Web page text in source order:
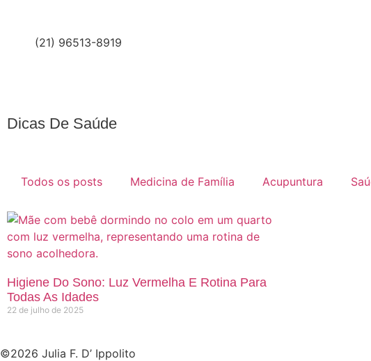
(21) 96513-8919
Dicas De Saúde
Todos os posts Medicina de Família Acupuntura
Higiene Do Sono: Luz Vermelha E Rotina Para
Todas As Idades
22 de julho de 2025
©2026 Julia F. D’ Ippolito